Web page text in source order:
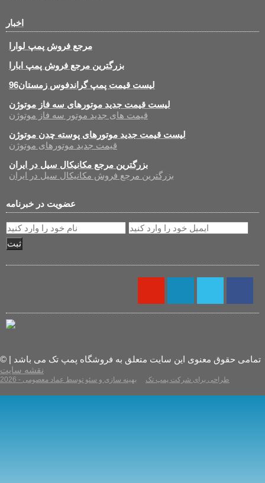
اخبار
مرجع فروش پمپ لوارا
بزرگترین مرجع فروش پمپ ابارا
لیست قیمت پمپ گراندفوس زمستان96
لیست قیمت جدید موتورهای سه فاز موتوژن
قیمت های جدید موتور سه فاز موتوژن
لیست قیمت جدید موتورهای پوسته چدن موتوژن
قیمت جدید موتورهای موتوژن
بزرگترین مرجع مکانیکال سیل در ایران
بزرگترین مرجع فروش مکانیکال سیل در ایران
عضویت در خبرنامه
ثبت
© تمامی حقوق معنوی این سایت متعلق به فروشگاه پمپ تک می باشد |
نقشه سایت
2026 - طراحی برای شرکت پمپ تک بهینه سازی و سئو توسط عماد معصومی